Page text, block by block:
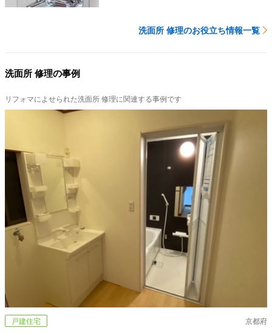
洗面所 修理のお役立ち情報一覧
洗面所 修理の事例
リフォマによせられた洗面所 修理に関連する事例です
戸建住宅 京都府